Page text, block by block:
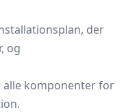
der
og
alle komponenter for